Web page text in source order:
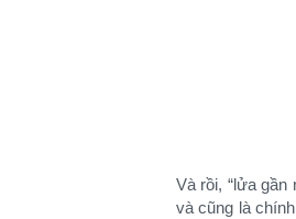
Và rồi, “lửa gần
và cũng là